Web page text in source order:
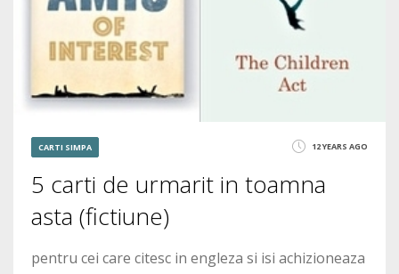
CARTI SIMPA 12 YEARS AGO
5 carti de urmarit in toamna
asta (fictiune)
pentru cei care citesc in engleza si isi achizioneaza